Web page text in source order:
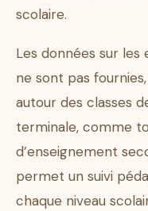
scolaire.
Les données sur
ne sont pas
autour des classes
terminale, comme
d’enseignement
permet un suivi
chaque niveau